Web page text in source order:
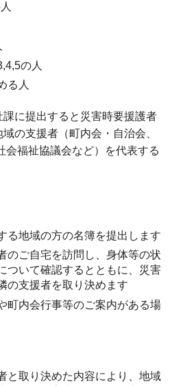
の人
る人
に提出すると災害時要援護者
の支援者（町内会・自治会、
会福祉協議会など）を代表する
る地域の方の名簿を提出します
のご自宅を訪問し、身体等の状
ついて確認するとともに、災害
の支援者を取り決めます
町内会行事等のご案内がある場
と取り決めた内容により、地域